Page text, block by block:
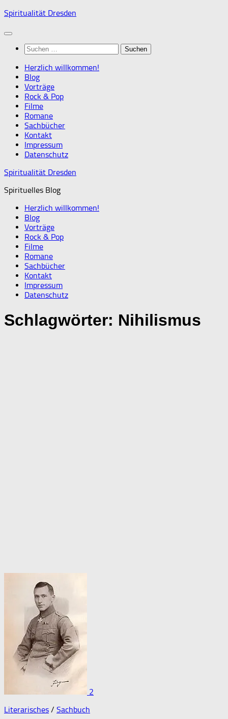
Zum
springen
Spiritualität Dresden
Suchen
nach:
Herzlich willkommen!
Blog
Vorträge
Rock & Pop
Filme
Romane
Sachbücher
Kontakt
Impressum
Datenschutz
Spiritualität Dresden
Spirituelles Blog
Herzlich willkommen!
Blog
Vorträge
Rock & Pop
Filme
Romane
Sachbücher
Kontakt
Impressum
Datenschutz
Schlagwörter: Nihilismus
2
Literarisches / Sachbuch